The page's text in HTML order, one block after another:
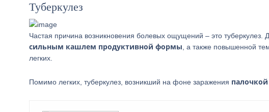
Туберкулез
Частая причина возникновения болевых ощущений – это туберкулез.
сильным кашлем продуктивной формы , а также повышенной
легких.
Помимо легких, туберкулез, возникший на фоне заражения палочкой